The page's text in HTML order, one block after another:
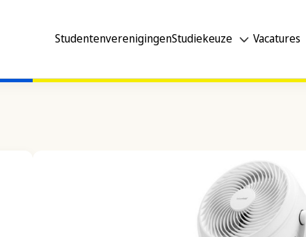
StudentenverenigingenStudiekeuze Vacatures